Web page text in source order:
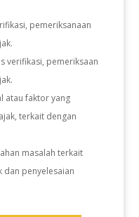
pemeriksanaan
verifikasi, pemeriksaan
atau faktor yang
terkait dengan
masalah terkait
dan penyelesaian